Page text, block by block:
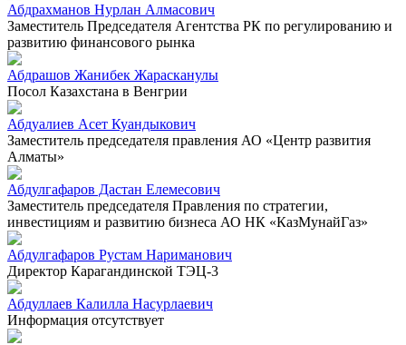
Абдрахманов Нурлан Алмасович
Заместитель Председателя Агентства РК по регулированию и
развитию финансового рынка
Абдрашов Жанибек Жарасканулы
Посол Казахстана в Венгрии
Абдуалиев Асет Куандыкович
Заместитель председателя правления АО «Центр развития
Алматы»
Абдулгафаров Дастан Елемесович
Заместитель председателя Правления по стратегии,
инвестициям и развитию бизнеса АО НК «КазМунайГаз»
Абдулгафаров Рустам Нариманович
Директор Карагандинской ТЭЦ-3
Абдуллаев Калилла Насурлаевич
Информация отсутствует